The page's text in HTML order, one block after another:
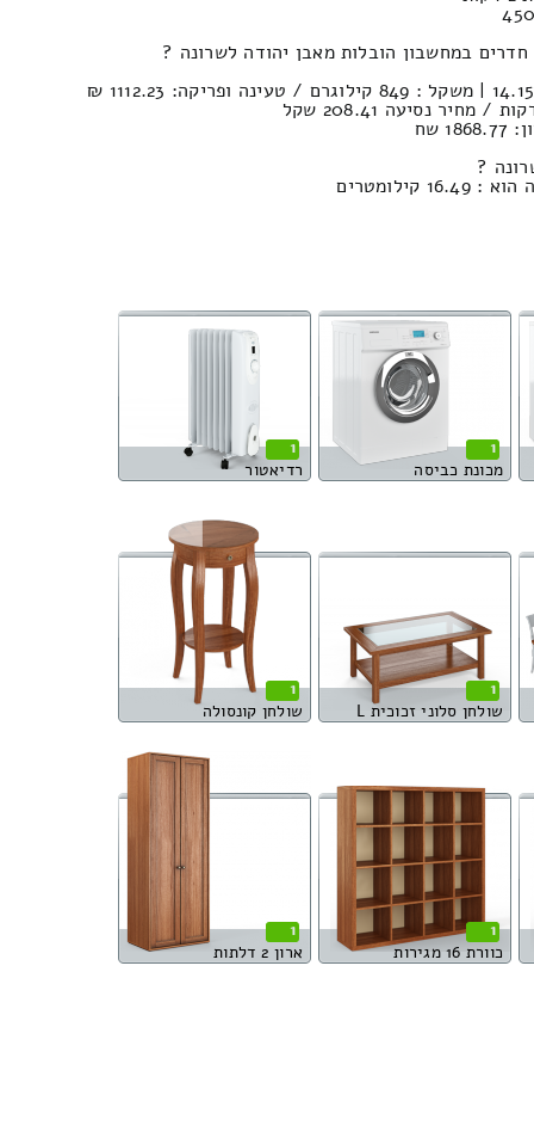
במחשבון הובלות מאבן יהודה לשרונה ?
שח
?
1
מכונת כביסה
1
רדיאטור
1
שולחן סלוני זכוכית L
1
שולחן קונסולה
1
כוורת 16 מגירות
1
ארון 2 דלתות